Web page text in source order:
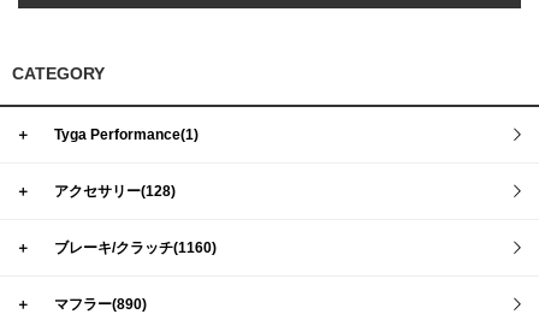
CATEGORY
＋ Tyga Performance(1)
＋ アクセサリー(128)
＋ ブレーキ/クラッチ(1160)
＋ マフラー(890)